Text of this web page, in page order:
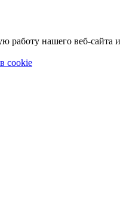
нашего веб-сайта
cookie